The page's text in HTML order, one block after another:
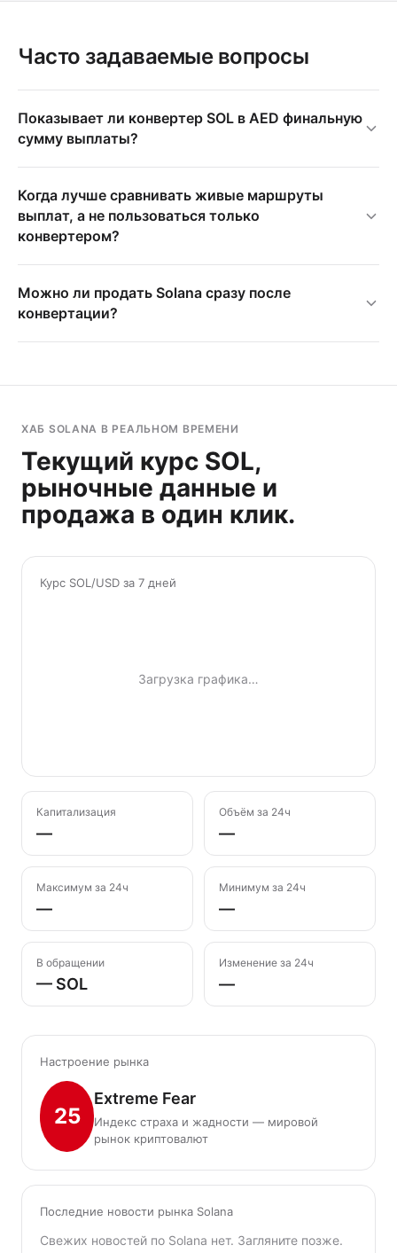
Часто задаваемые вопросы
Показывает ли конвертер SOL в AED финальную
сумму выплаты?
Когда лучше сравнивать живые маршруты
выплат, а не пользоваться только
конвертером?
Можно ли продать Solana сразу после
конвертации?
ХАБ SOLANA В РЕАЛЬНОМ ВРЕМЕНИ
Текущий курс SOL,
рыночные данные и
продажа в один клик.
Курс SOL/USD за 7 дней
Загрузка графика…
Капитализация
—
Объём за 24ч
—
Максимум за 24ч
—
Минимум за 24ч
—
В обращении
— SOL
Изменение за 24ч
—
Настроение рынка
25
Extreme Fear
Индекс страха и жадности — мировой
рынок криптовалют
Последние новости рынка Solana
Свежих новостей по Solana нет. Загляните позже.